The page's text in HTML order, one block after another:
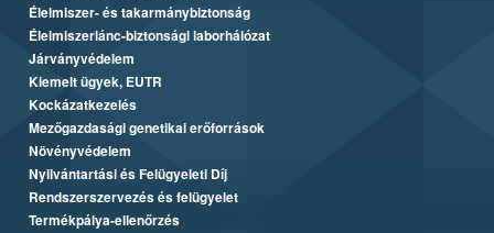
Élelmiszer- és takarmánybiztonság
Élelmiszerlánc-biztonsági laborhálózat
Járványvédelem
Kiemelt ügyek, EUTR
Kockázatkezelés
Mezőgazdasági genetikai erőforrások
Növényvédelem
Nyilvántartási és Felügyeleti Díj
Rendszerszervezés és felügyelet
Termékpálya-ellenőrzés